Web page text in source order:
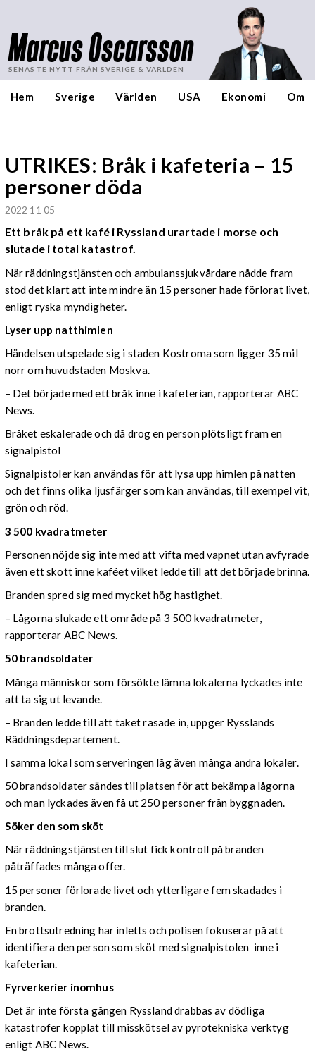
Marcus Oscarsson
SENASTE NYTT FRÅN SVERIGE & VÄRLDEN
Hem Sverige Världen USA Ekonomi Om
UTRIKES: Bråk i kafeteria – 15
personer döda
2022 11 05
Ett bråk på ett kafé i Ryssland urartade i morse och
slutade i total katastrof.
När räddningstjänsten och ambulanssjukvårdare nådde fram
stod det klart att inte mindre än 15 personer hade förlorat livet,
enligt ryska myndigheter.
Lyser upp natthimlen
Händelsen utspelade sig i staden Kostroma som ligger 35 mil
norr om huvudstaden Moskva.
– Det började med ett bråk inne i kafeterian, rapporterar ABC
News.
Bråket eskalerade och då drog en person plötsligt fram en
signalpistol
Signalpistoler kan användas för att lysa upp himlen på natten
och det finns olika ljusfärger som kan användas, till exempel vit,
grön och röd.
3 500 kvadratmeter
Personen nöjde sig inte med att vifta med vapnet utan avfyrade
även ett skott inne kaféet vilket ledde till att det började brinna.
Branden spred sig med mycket hög hastighet.
– Lågorna slukade ett område på 3 500 kvadratmeter,
rapporterar ABC News.
50 brandsoldater
Många människor som försökte lämna lokalerna lyckades inte
att ta sig ut levande.
– Branden ledde till att taket rasade in, uppger Rysslands
Räddningsdepartement.
I samma lokal som serveringen låg även många andra lokaler.
50 brandsoldater sändes till platsen för att bekämpa lågorna
och man lyckades även få ut 250 personer från byggnaden.
Söker den som sköt
När räddningstjänsten till slut fick kontroll på branden
påträffades många offer.
15 personer förlorade livet och ytterligare fem skadades i
branden.
En brottsutredning har inletts och polisen fokuserar på att
identifiera den person som sköt med signalpistolen inne i
kafeterian.
Fyrverkerier inomhus
Det är inte första gången Ryssland drabbas av dödliga
katastrofer kopplat till misskötsel av pyrotekniska verktyg
enligt ABC News.